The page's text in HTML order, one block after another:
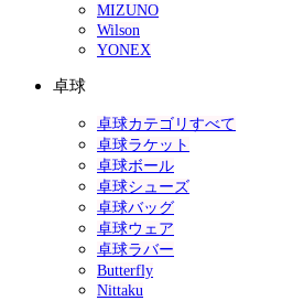
MIZUNO
Wilson
YONEX
卓球
卓球カテゴリすべて
卓球ラケット
卓球ボール
卓球シューズ
卓球バッグ
卓球ウェア
卓球ラバー
Butterfly
Nittaku